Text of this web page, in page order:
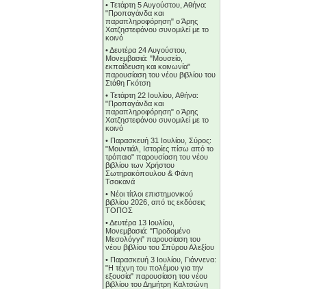
• Τετάρτη 5 Αυγούστου, Αθήνα:
"Προπαγάνδα και
παραπληροφόρηση" ο Άρης
Χατζηστεφάνου συνομιλεί με το
κοινό
•Δευτέρα 24 Αυγούστου,
Μονεμβασιά: "Μουσείο,
εκπαίδευση και κοινωνία"
παρουσίαση του νέου βιβλίου του
Στάθη Γκότση
• Τετάρτη 22 Ιουλίου, Αθήνα:
"Προπαγάνδα και
παραπληροφόρηση" ο Άρης
Χατζηστεφάνου συνομιλεί με το
κοινό
• Παρασκευή 31 Ιουλίου, Σύρος:
"Μουντιάλ, Ιστορίες πίσω από το
τρόπαιο" παρουσίαση του νέου
βιβλίου των Χρήστου
Σωτηρακόπουλου & Φάνη
Τσοκανά
• Νέοι τίτλοι επιστημονικού
βιβλίου 2026, από τις εκδόσεις
ΤΟΠΟΣ
•Δευτέρα 13 Ιουλίου,
Μονεμβασιά: "Προδομένο
Μεσολόγγι" παρουσίαση του
νέου βιβλίου του Σπύρου Αλεξίου
• Παρασκευή 3 Ιουλίου, Γιάννενα:
"Η τέχνη του πολέμου για την
εξουσία" παρουσίαση του νέου
βιβλίου του Δημήτρη Καλτσώνη